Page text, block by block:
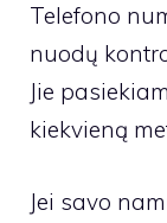
Telefono
nuodų
Jie
kiekvieną
Jei savo